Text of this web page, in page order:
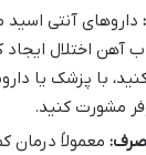
آهن اختلال ایجاد
با پزشک یا
مشورت کنید.
معمولاً درمان